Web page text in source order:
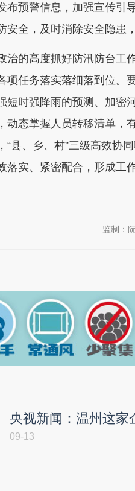
布预警信息，加强宣传引
安全，及时消除安全隐患
治的高度抓好防汛防台工
项任务落实落细落到位。
短时强降雨的预测、加密
动态掌握人员转移清单，
县、乡、村”三级高效协
落实、紧密配合，形成工
监制：
央视新闻：温州这家
09-13